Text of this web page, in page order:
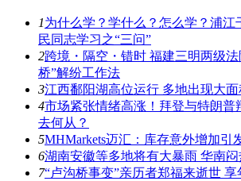
1为什么学？学什么？怎么学？浦江
民同志学习之“三问”
2跨境・隔空・错时 福建三明两级
桥”解纷工作法
3江西鄱阳湖高位运行 多地出现大
4市场紧张情绪高涨！拜登与特朗普
去何从？
5MHMarkets迈汇：库存意外增加引
6湖南安徽等多地将有大暴雨 华南
7“卢沟桥事变”亲历者郑福来逝世 享